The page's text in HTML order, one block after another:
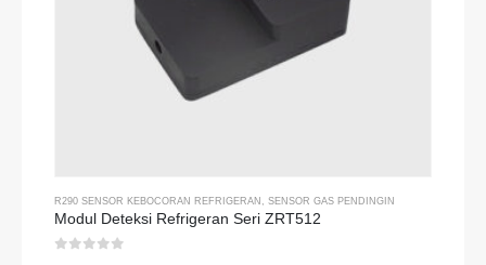
R290 SENSOR KEBOCORAN REFRIGERAN SENSOR GAS PENDINGIN
Modul Deteksi Refrigeran Seri ZRT512